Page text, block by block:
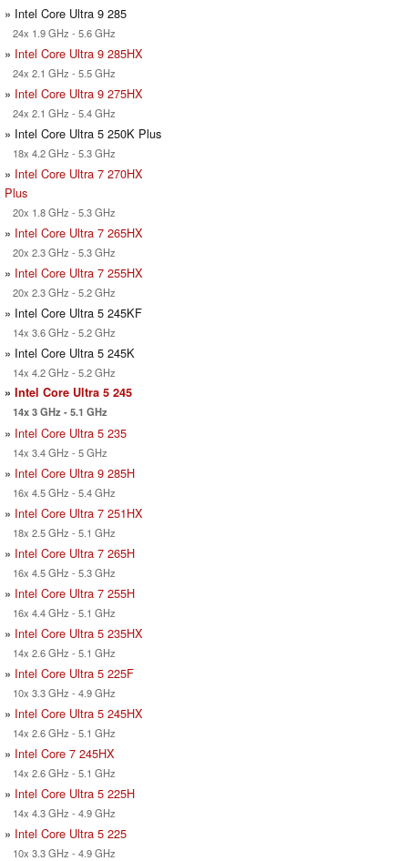
» Intel Core Ultra 9 285
24x 1.9 GHz - 5.6 GHz
» Intel Core Ultra 9 285HX
24x 2.1 GHz - 5.5 GHz
» Intel Core Ultra 9 275HX
24x 2.1 GHz - 5.4 GHz
» Intel Core Ultra 5 250K Plus
18x 4.2 GHz - 5.3 GHz
» Intel Core Ultra 7 270HX
Plus
20x 1.8 GHz - 5.3 GHz
» Intel Core Ultra 7 265HX
20x 2.3 GHz - 5.3 GHz
» Intel Core Ultra 7 255HX
20x 2.3 GHz - 5.2 GHz
» Intel Core Ultra 5 245KF
14x 3.6 GHz - 5.2 GHz
» Intel Core Ultra 5 245K
14x 4.2 GHz - 5.2 GHz
» Intel Core Ultra 5 245
14x 3 GHz - 5.1 GHz
» Intel Core Ultra 5 235
14x 3.4 GHz - 5 GHz
» Intel Core Ultra 9 285H
16x 4.5 GHz - 5.4 GHz
» Intel Core Ultra 7 251HX
18x 2.5 GHz - 5.1 GHz
» Intel Core Ultra 7 265H
16x 4.5 GHz - 5.3 GHz
» Intel Core Ultra 7 255H
16x 4.4 GHz - 5.1 GHz
» Intel Core Ultra 5 235HX
14x 2.6 GHz - 5.1 GHz
» Intel Core Ultra 5 225F
10x 3.3 GHz - 4.9 GHz
» Intel Core Ultra 5 245HX
14x 2.6 GHz - 5.1 GHz
» Intel Core 7 245HX
14x 2.6 GHz - 5.1 GHz
» Intel Core Ultra 5 225H
14x 4.3 GHz - 4.9 GHz
» Intel Core Ultra 5 225
10x 3.3 GHz - 4.9 GHz